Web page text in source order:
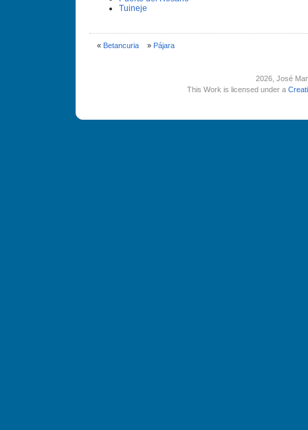
Tuineje
« Betancuria» Pájara
2026, José
This Work is licensed under a